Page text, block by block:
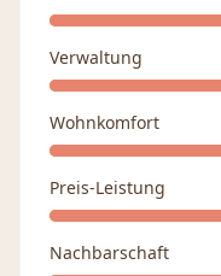
Verwaltung
Wohnkomfort
Preis-Leistung
Nachbarschaft